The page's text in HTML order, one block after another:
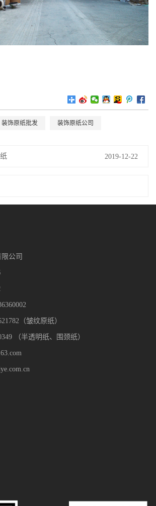
装饰原纸批发 装饰原纸公司
2019-12-22
公司
（皱纹原纸）
（半透明纸、围颈纸）